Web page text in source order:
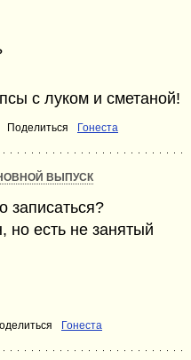
с луком и сметаной!
Поделиться Гонеста
ВЫПУСК
записаться?
но есть не занятый
Гонеста